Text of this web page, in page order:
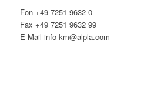
Fon +49 7251 9632 0
Fax +49 7251 9632 99
E-Mail info-km@alpla.com